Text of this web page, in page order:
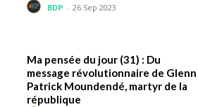
BDP - 26 Sep 2023
Ma pensée du jour (31) : Du
message révolutionnaire de Glenn
Patrick Moundendé, martyr de la
république